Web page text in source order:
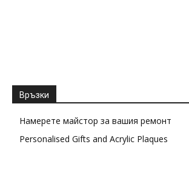
Връзки
Намерете майстор за вашия ремонт
Personalised Gifts and Acrylic Plaques